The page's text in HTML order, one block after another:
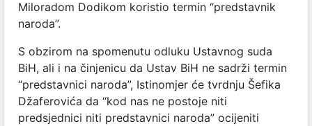
Miloradom Dodikom koristio termin “predstavnik
naroda”.
S obzirom na spomenutu odluku Ustavnog suda
BiH, ali i na činjenicu da Ustav BiH ne sadrži termin
“predstavnici naroda”, Istinomjer će tvrdnju Šefika
Džaferovića da “kod nas ne postoje niti
predsjednici niti predstavnici naroda” ocijeniti